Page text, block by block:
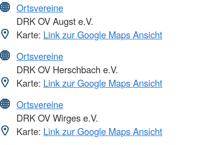
Ortsvereine
DRK OV Augst e.V.
Karte: Link zur Google Maps Ansicht
Ortsvereine
DRK OV Herschbach e.V.
Karte: Link zur Google Maps Ansicht
Ortsvereine
DRK OV Wirges e.V.
Karte: Link zur Google Maps Ansicht